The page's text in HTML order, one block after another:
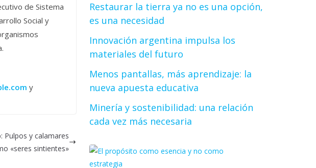
de Sistema
Social y
y
Pulpos y calamares
«seres sintientes»
Restaurar la tierra ya no es una opción,
es una necesidad
Innovación argentina impulsa los
materiales del futuro
Menos pantallas, más aprendizaje: la
nueva apuesta educativa
Minería y sostenibilidad: una relación
cada vez más necesaria